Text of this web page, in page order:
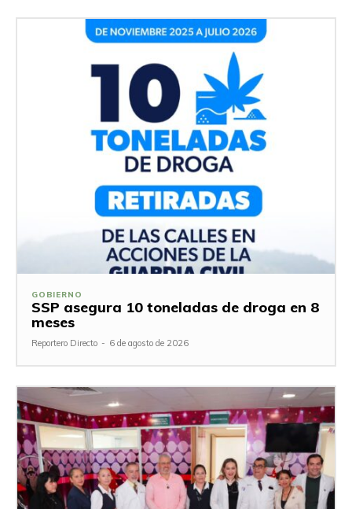
GOBIERNO
SSP asegura 10 toneladas de droga en 8
meses
Reportero Directo - 6 de agosto de 2026